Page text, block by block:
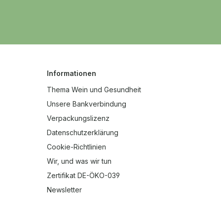
Informationen
Thema Wein und Gesundheit
Unsere Bankverbindung
Verpackungslizenz
Datenschutzerklärung
Cookie-Richtlinien
Wir, und was wir tun
Zertifikat DE-ÖKO-039
Newsletter